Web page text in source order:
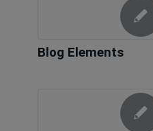
Blog Elements